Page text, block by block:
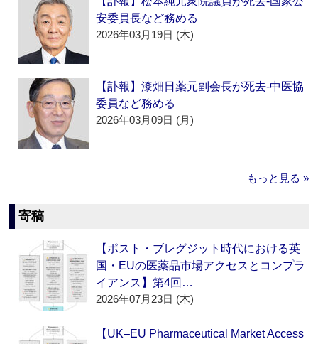
安委員長など務める
2026年03月19日 (木)
【訃報】漆畑日薬元副会長が死去‐中医協
委員など務める
2026年03月09日 (月)
もっと見る »
寄稿
【ポスト・ブレグジット時代における英
国・EUの医薬品市場アクセスとコンプラ
イアンス】第4回…
2026年07月23日 (木)
【UK–EU Pharmaceutical Market Access